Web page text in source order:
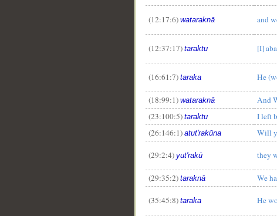
(12:17:6) wataraknā and
(12:37:17) taraktu [I]
(16:61:7) taraka He
(18:99:1) wataraknā And
(23:100:5) taraktu I left
(26:146:1) atut'rakūna Will
(29:2:4) yut'rakū they
(29:35:2) taraknā We
(35:45:8) taraka He